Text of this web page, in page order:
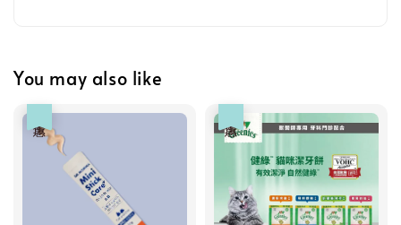
You may also like